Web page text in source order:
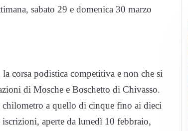
sabato 29 e domenica 30 marzo
corsa podistica competitiva e non che si
di Mosche e Boschetto di Chivasso.
a quello di cinque fino ai dieci
aperte da lunedì 10 febbraio,